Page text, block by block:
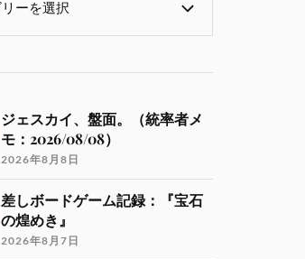
ジェスカイ、盤面。（統率者メ
モ：2026/08/08）
2026年8月8日
差しボードゲーム記録：『宝石
の煌めき』
2026年8月7日